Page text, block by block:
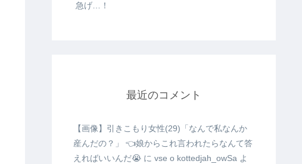
急げ…！
最近のコメント
【画像】引きこもり女性(29)「なんで私なんか
産んだの？」 👈娘からこれ言われたらなんて答
えればいいんだ😭 に vse o kottedjah_owSa よ